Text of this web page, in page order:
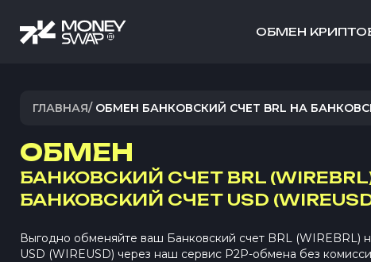
ОБМЕН
ГЛАВНАЯ/ ОБМЕН БАНКОВСКИЙ СЧЕТ BRL НА
ОБМЕН
БАНКОВСКИЙ СЧЕТ BRL
БАНКОВСКИЙ СЧЕТ USD
Выгодно обменяйте ваш Банковский счет BRL (WIREBRL)
USD (WIREUSD) через наш сервис P2P-обмена без